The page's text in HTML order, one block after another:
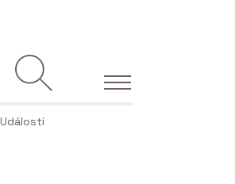
Události